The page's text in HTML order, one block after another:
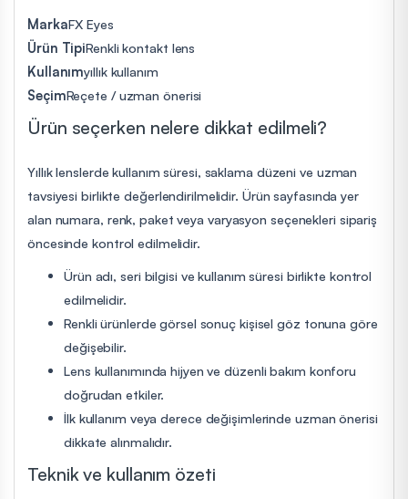
MarkaFX Eyes
Ürün TipiRenkli kontakt lens
Kullanımyıllık kullanım
SeçimReçete / uzman önerisi
Ürün seçerken nelere dikkat edilmeli?
Yıllık lenslerde kullanım süresi, saklama düzeni ve uzman
tavsiyesi birlikte değerlendirilmelidir. Ürün sayfasında yer
alan numara, renk, paket veya varyasyon seçenekleri sipariş
öncesinde kontrol edilmelidir.
Ürün adı, seri bilgisi ve kullanım süresi birlikte kontrol
edilmelidir.
Renkli ürünlerde görsel sonuç kişisel göz tonuna göre
değişebilir.
Lens kullanımında hijyen ve düzenli bakım konforu
doğrudan etkiler.
İlk kullanım veya derece değişimlerinde uzman önerisi
dikkate alınmalıdır.
Teknik ve kullanım özeti